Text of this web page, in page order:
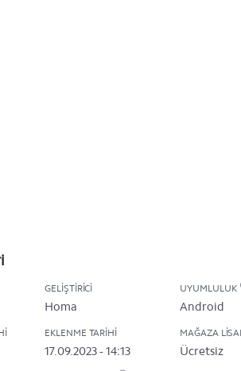
GELIŞTIRICI
Homa
UYUMLULUK
Android
EKLENME TARIHI
17.09.2023 - 14:13
MAĞAZA
Ücretsiz